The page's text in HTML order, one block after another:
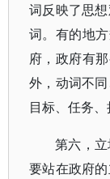
词反映了思
词。有的地
府，政府有
外，动词不
目标、任务、
第六，
要站在政府